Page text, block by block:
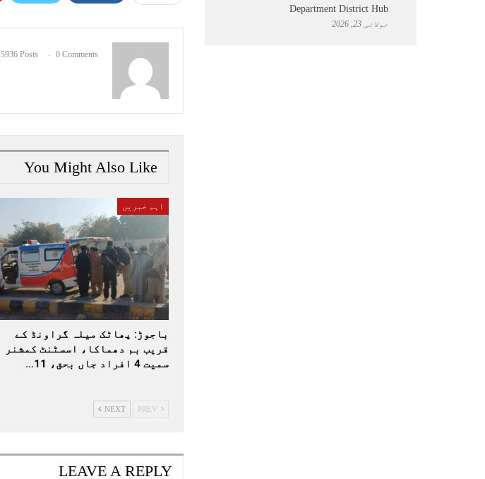
5936 Posts 0 Comments
You Might Also Like
اہم خبریں
باجوڑ: پھاٹک میلہ گراونڈ کے
قریب بم دھماکا، اسسٹنٹ کمشنر
سمیت 4 افراد جاں بحق، 11…
NEXT
LEAVE A REPLY
Department District Hub
جولائی 23, 2026